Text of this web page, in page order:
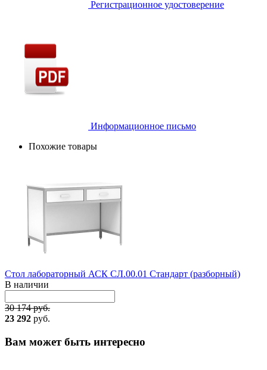
Регистрационное удостоверение
Информационное письмо
Похожие товары
Стол лабораторный АСК СЛ.00.01 Стандарт (разборный)
В наличии
30 174 руб.
23 292 руб.
Вам может быть интересно